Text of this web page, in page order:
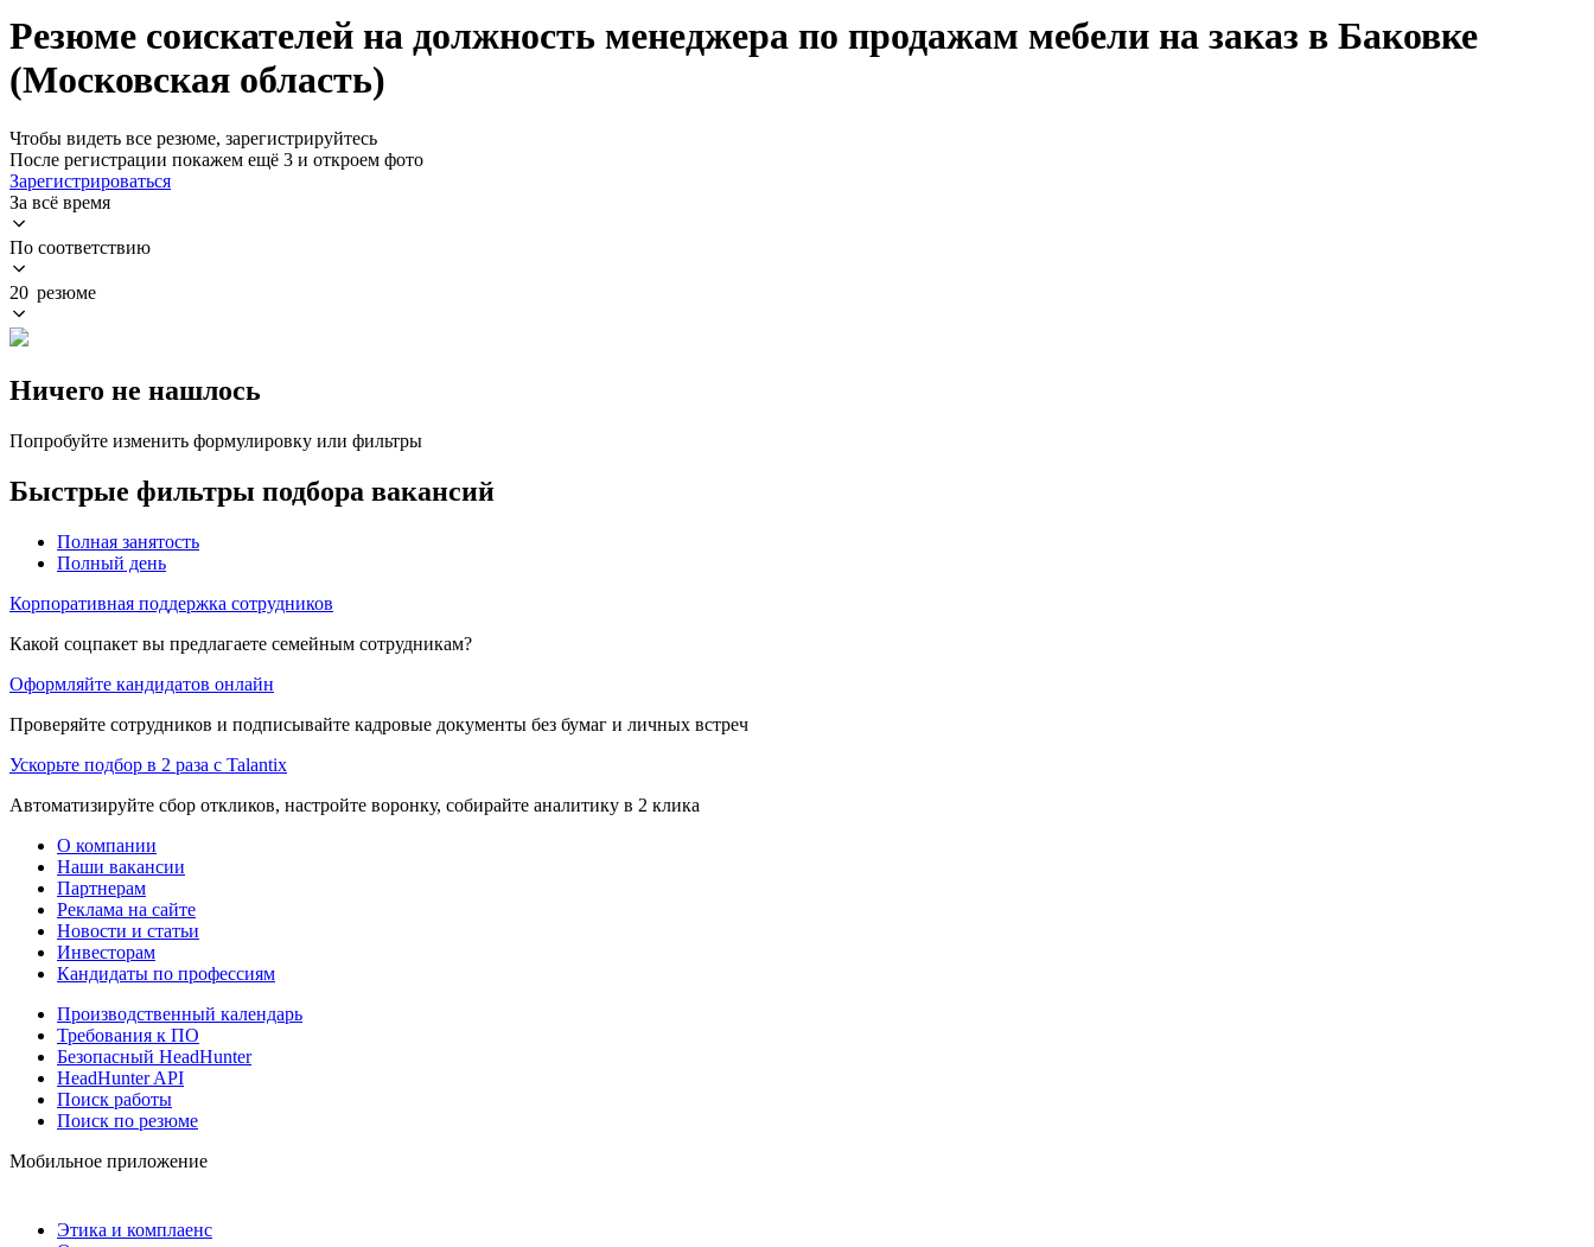
Резюме соискателей на должность менеджера по продажам мебели на заказ в Баковке
(Московская область)
Чтобы видеть все резюме, зарегистрируйтесь
После регистрации покажем ещё 3 и откроем фото
Зарегистрироваться
За всё время
По соответствию
20 резюме
Ничего не нашлось
Попробуйте изменить формулировку или фильтры
Быстрые фильтры подбора вакансий
Полная занятость
Полный день
Корпоративная поддержка сотрудников
Какой соцпакет вы предлагаете семейным сотрудникам?
Оформляйте кандидатов онлайн
Проверяйте сотрудников и подписывайте кадровые документы без бумаг и личных встреч
Ускорьте подбор в 2 раза с Talantix
Автоматизируйте сбор откликов, настройте воронку, собирайте аналитику в 2 клика
О компании
Наши вакансии
Партнерам
Реклама на сайте
Новости и статьи
Инвесторам
Кандидаты по профессиям
Производственный календарь
Требования к ПО
Безопасный HeadHunter
HeadHunter API
Поиск работы
Поиск по резюме
Мобильное приложение
Этика и комплаенс